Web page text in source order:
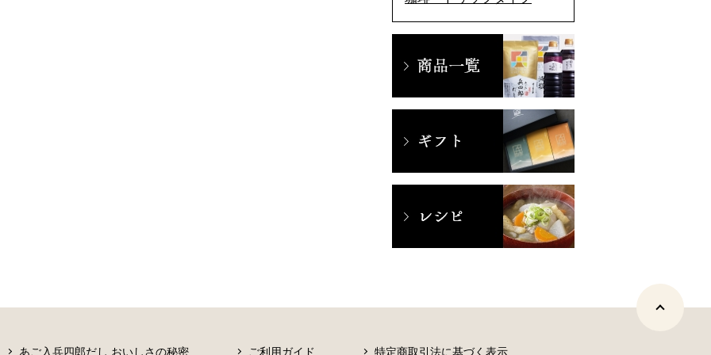
あご入兵四郎だし おいしさの秘密 ご利用ガイド 特定商取引法に基づく表示